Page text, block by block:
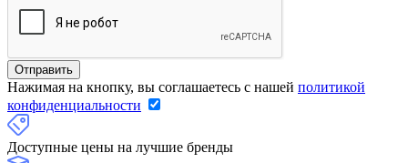
Нажимая на кнопку, вы соглашаетесь с нашей политикой
конфиденциальности
Доступные цены на лучшие бренды